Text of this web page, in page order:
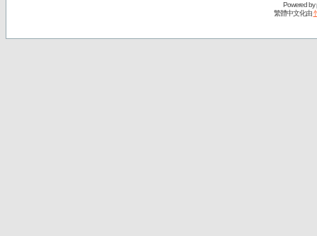
Powered by
繁體中文化由